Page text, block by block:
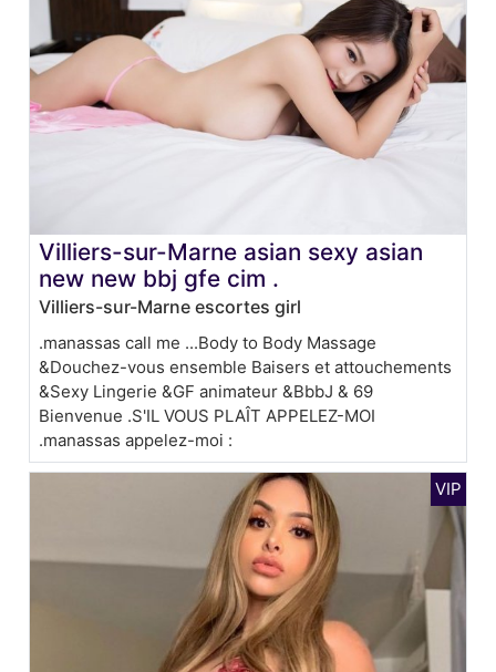
Villiers-sur-Marne asian sexy asian
new new bbj gfe cim .
Villiers-sur-Marne escortes girl
.manassas call me ...Body to Body Massage
&Douchez-vous ensemble Baisers et attouchements
&Sexy Lingerie &GF animateur &BbbJ & 69
Bienvenue .S'IL VOUS PLAÎT APPELEZ-MOI
.manassas appelez-moi :